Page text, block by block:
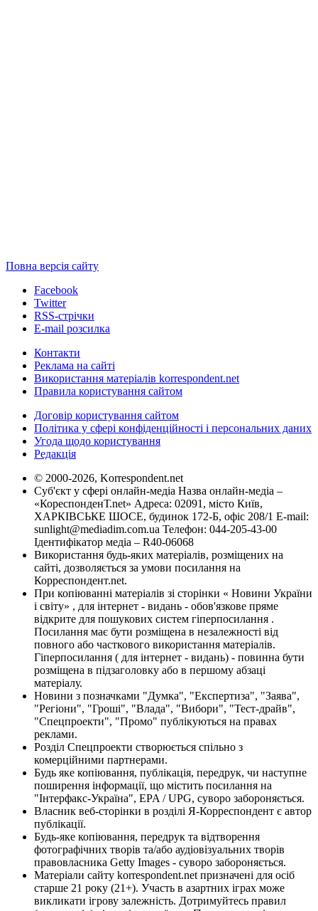
Повна версія сайту
Facebook
Twitter
RSS-стрічки
E-mail розсилка
Контакти
Реклама на сайті
Використання матеріалів korrespondent.net
Правила користування сайтом
Договір користування сайтом
Політика у сфері конфіденційності і персональних даних
Угода щодо користування
Редакція
© 2000-2026, Korrespondent.net
Суб'єкт у сфері онлайн-медіа Назва онлайн-медіа –
«КореспонденТ.net» Адреса: 02091, місто Київ,
ХАРКІВСЬКЕ ШОСЕ, будинок 172-Б, офіс 208/1 E-mail:
sunlight@mediadim.com.ua Телефон: 044-205-43-00
Ідентифікатор медіа – R40-06068
Використання будь-яких матеріалів, розміщених на
сайті, дозволяється за умови посилання на
Корреспондент.net.
При копіюванні матеріалів зі сторінки « Новини України
і світу» , для інтернет - видань - обов'язкове пряме
відкрите для пошукових систем гіперпосилання .
Посилання має бути розміщена в незалежності від
повного або часткового використання матеріалів.
Гіперпосилання ( для інтернет - видань) - повинна бути
розміщена в підзаголовку або в першому абзаці
матеріалу.
Новини з позначками "Думка", "Експертиза", "Заява",
"Регіони", "Гроші", "Влада", "Вибори", "Тест-драйв",
"Спецпроекти", "Промо" публікуються на правах
реклами.
Розділ Спецпроекти створюється спільно з
комерційними партнерами.
Будь яке копіювання, публікація, передрук, чи наступне
поширення інформації, що містить посилання на
"Інтерфакс-Україна", EPA / UPG, суворо забороняється.
Власник веб-сторінки в розділі Я-Корреспондент є автор
публікації.
Будь-яке копіювання, передрук та відтворення
фотографічних творів та/або аудіовізуальних творів
правовласника Getty Images - суворо забороняється.
Матеріали сайту korrespondent.net призначені для осіб
старше 21 року (21+). Участь в азартних іграх може
викликати ігрову залежність. Дотримуйтесь правил